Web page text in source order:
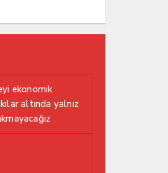
ekonomik
altında yalnız